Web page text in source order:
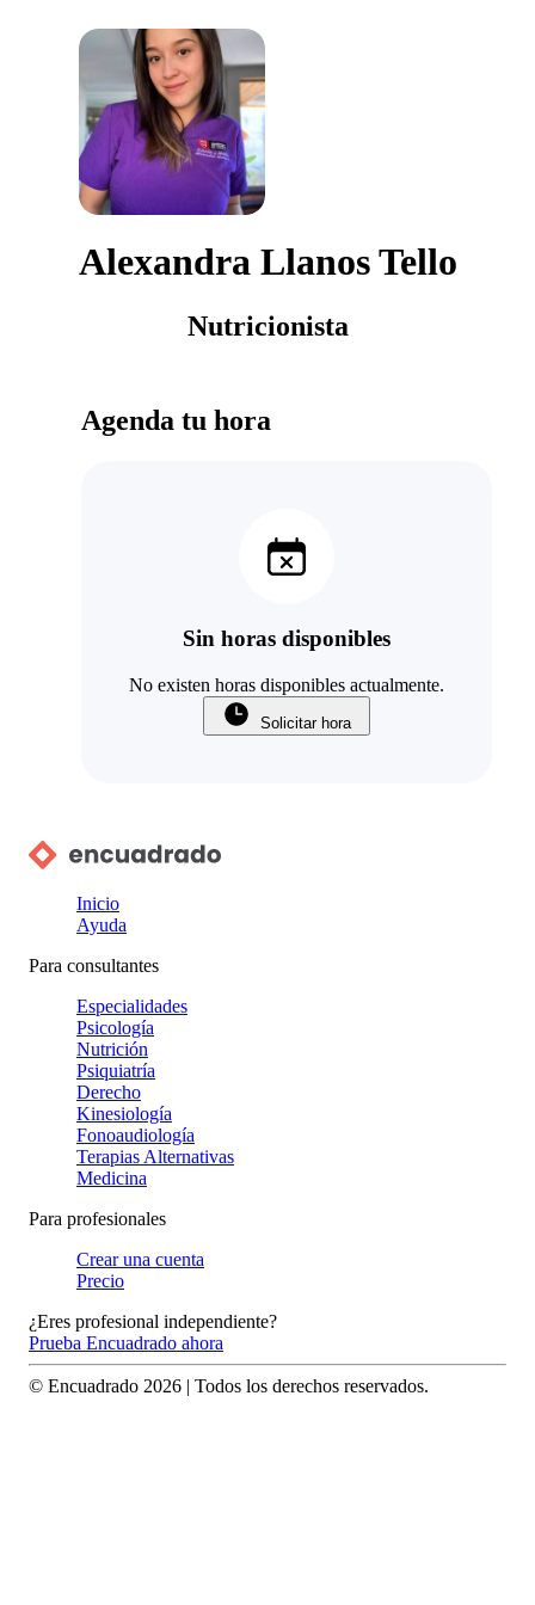
Alexandra Llanos Tello
Nutricionista
Agenda tu hora
Sin horas disponibles
No existen horas disponibles actualmente.
Solicitar hora
Inicio
Ayuda
Para consultantes
Especialidades
Psicología
Nutrición
Psiquiatría
Derecho
Kinesiología
Fonoaudiología
Terapias Alternativas
Medicina
Para profesionales
Crear una cuenta
Precio
¿Eres profesional independiente?
Prueba Encuadrado ahora
© Encuadrado 2026 | Todos los derechos reservados.